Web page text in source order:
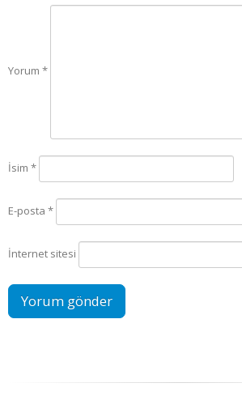
Yorum *
İsim *
E-posta *
İnternet sitesi